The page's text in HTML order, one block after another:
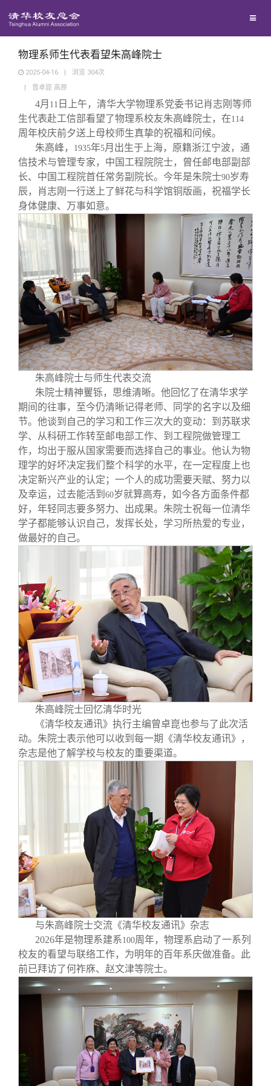
地区联络
院系校友工作
专业委员会
兴趣群体
西南联大校友会
回馈母校
捐赠新闻
捐赠纪事
捐赠方法
义工计划
《清华校友通讯》
《水木清华》
我要订阅
新媒体平台
百年清华
清华人物
清华故事
青春风采
校友文苑
校友讲坛
校友视界
校友服务
终身学习
信息化服务
三创大赛
实用信息
校友总会
总会简介
会长致辞
总会章程
理事会名单
制度法规
联系我们
关闭
物理系师生代表看望朱高峰院士
2025-04-16 | 浏览 304次
|
曾卓崑 高原
4月 11 日上午，清华大学物理系党委书记肖志刚等师
生代表赴工信部看望了物理系校友朱高峰院士，在114
周年校庆前夕送上母校师生真挚的祝福和问候。
朱高峰，
1935年5月出生于上海，原籍浙江宁波，通
信技术与管理专家，中国工程院院士，曾任邮电部副部
长、中国工程院首任常务副院长。今年是朱院士90岁寿
辰，肖志刚一行送上了鲜花与科学馆铜版画，祝福学长
身体健康、万事如意。
朱高峰院士与师生代表交流
朱院士精神矍铄，思维清晰。他回忆了在清华求学
期间的往事，至今仍清晰记得老师、同学的名字以及细
节。他谈到自己的学习和工作三次大的变动：到苏联求
学、从科研工作转至邮电部工作、到工程院做管理工
作，均出于服从国家需要而选择自己的事业。他认为物
理学的好坏决定我们整个科学的水平，在一定程度上也
决定新兴产业的认定；一个人的成功需要天赋、努力以
及幸运，过去能活到 60岁就算高寿，如今各方面条件都
好，年轻同志要多努力、出成果。朱院士祝每一位清华
学子都能够认识自己，发挥长处，学习所热爱的专业，
做最好的自己。
朱高峰院士回忆清华时光
《清华校友通讯》执行主编曾卓崑也参与了此次活
动。朱院士表示他可以收到每一期《清华校友通讯》，
杂志是他了解学校与校友的重要渠道。
与朱高峰院士交流《清华校友通讯》杂志
2026年是物理系建系100周年，物理系启动了一系列
校友的看望与联络工作，为明年的百年系庆做准备。此
前已拜访了何祚庥、赵文津等院士。